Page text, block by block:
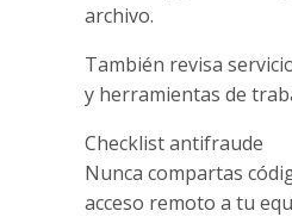
archivo.
También revisa
y herramientas de
Checklist antifraude
Nunca compartas
acceso remoto a tu